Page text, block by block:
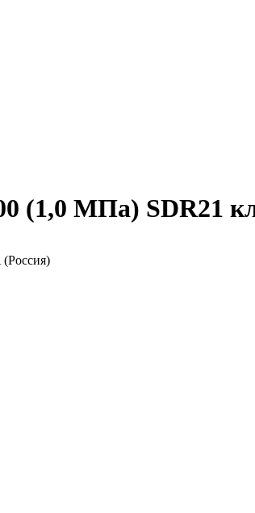
(1,0 МПа) SDR21